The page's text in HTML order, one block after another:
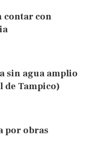
contar con
sin agua amplio
de Tampico)
por obras